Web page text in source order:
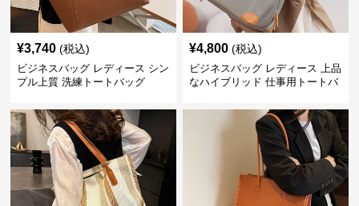
¥3,740 (税込)
ビジネスバッグ レディース シン
プル上質 洗練トートバッグ
¥4,800 (税込)
ビジネスバッグ レディース 上品
なハイブリッド 仕事用トートバ